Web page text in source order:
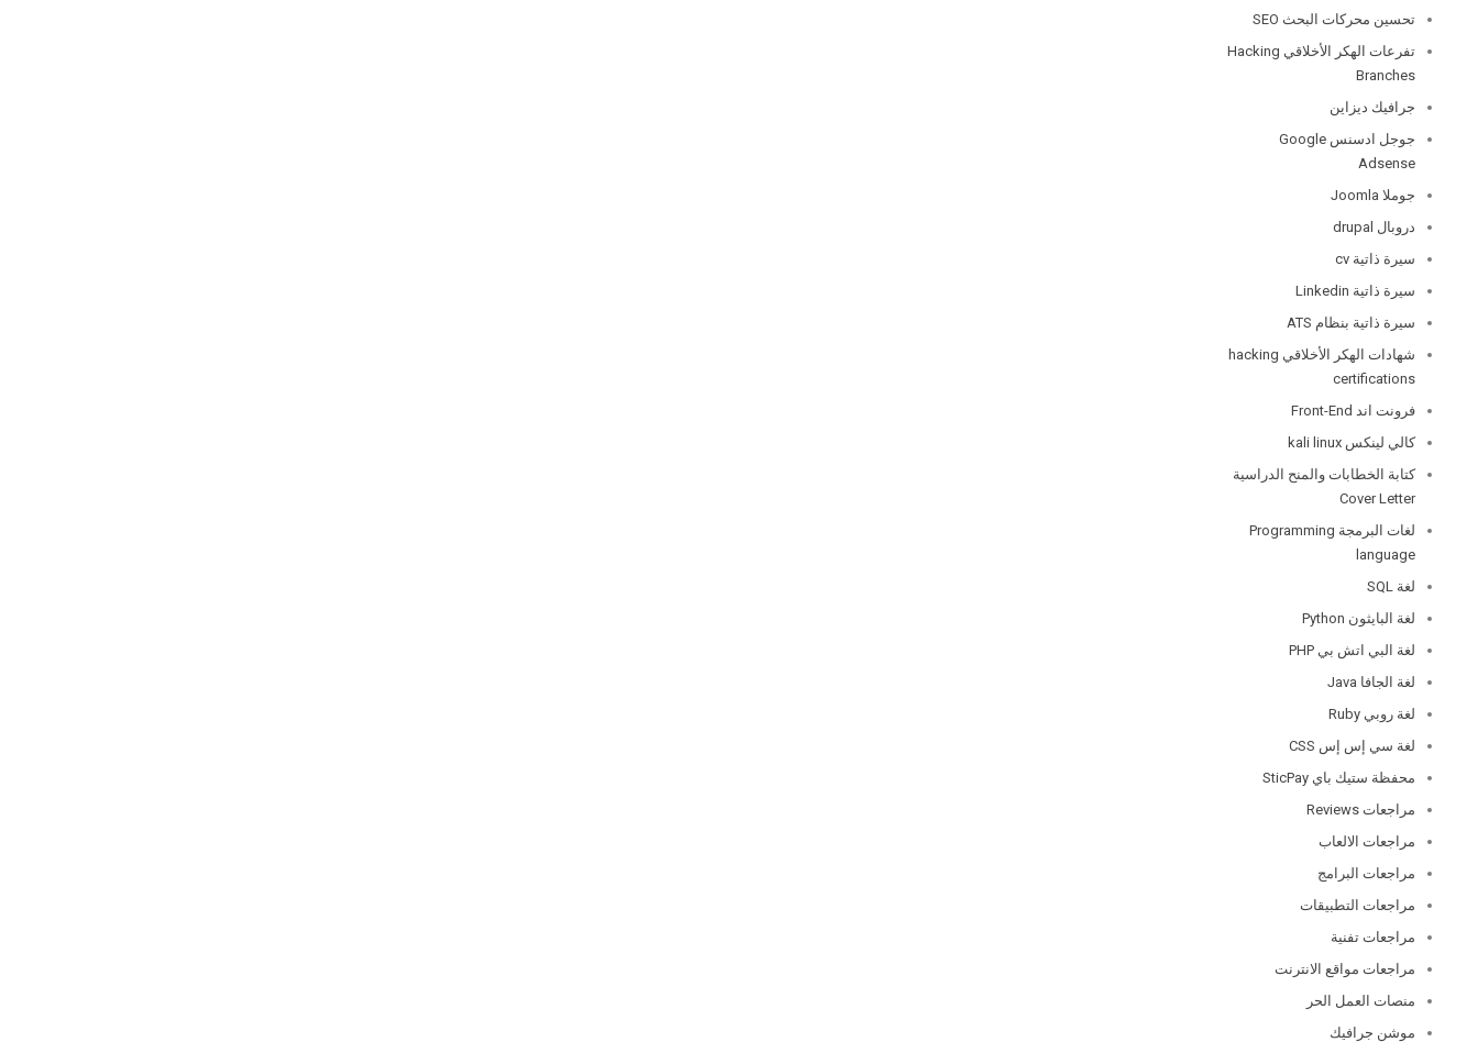
تحسين محركات البحث SEO
تفرعات الهكر الأخلاقي Hacking
Branches
جرافيك ديزاين
جوجل ادسنس Google
Adsense
جوملا Joomla
دروبال drupal
سيرة ذاتية cv
سيرة ذاتية Linkedin
سيرة ذاتية بنظام ATS
شهادات الهكر الأخلاقي hacking
certifications
فرونت اند Front-End
كالي لينكس kali linux
كتابة الخطابات والمنح الدراسية
Cover Letter
لغات البرمجة Programming
language
لغة SQL
لغة البايثون Python
لغة البي اتش بي PHP
لغة الجافا Java
لغة روبي Ruby
لغة سي إس إس CSS
محفظة ستيك باي SticPay
مراجعات Reviews
مراجعات الالعاب
مراجعات البرامج
مراجعات التطبيقات
مراجعات تفنية
مراجعات مواقع الانترنت
منصات العمل الحر
موشن جرافيك